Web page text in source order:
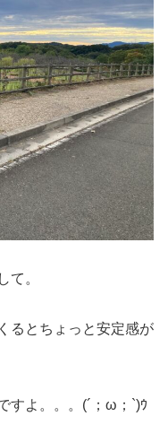
て。
るとちょっと安定感が
すよ。。。(´；ω；`)ｳ